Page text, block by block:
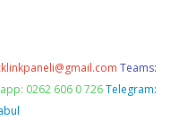
Teams:
0262 606 0 726 Telegram: